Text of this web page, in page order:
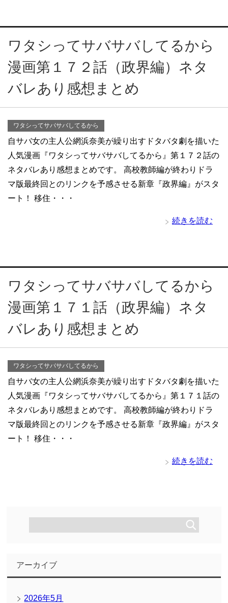
ワタシってサバサバしてるから
漫画第１７２話（政界編）ネタ
バレあり感想まとめ
ワタシってサバサバしてるから
自サバ女の主人公網浜奈美が繰り出すドタバタ劇を描いた
人気漫画『ワタシってサバサバしてるから』第１７２話の
ネタバレあり感想まとめです。 高校教師編が終わりドラ
マ版最終回とのリンクを予感させる新章『政界編』がスタ
ート！ 移住・・・
続きを読む
ワタシってサバサバしてるから
漫画第１７１話（政界編）ネタ
バレあり感想まとめ
ワタシってサバサバしてるから
自サバ女の主人公網浜奈美が繰り出すドタバタ劇を描いた
人気漫画『ワタシってサバサバしてるから』第１７１話の
ネタバレあり感想まとめです。 高校教師編が終わりドラ
マ版最終回とのリンクを予感させる新章『政界編』がスタ
ート！ 移住・・・
続きを読む
アーカイブ
2026年5月